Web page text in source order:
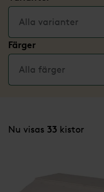
Alla varianter
Färger
Alla färger
Nu visas 33 kistor